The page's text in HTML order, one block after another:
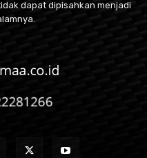
dapat dipisahkan menjadi